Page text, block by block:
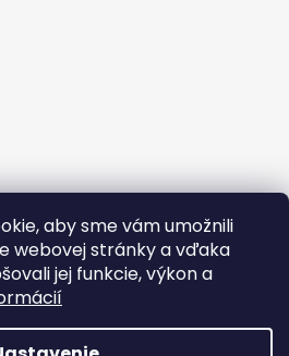
aby sme vám umožnili
webovej stránky a vďaka
jej funkcie, výkon a